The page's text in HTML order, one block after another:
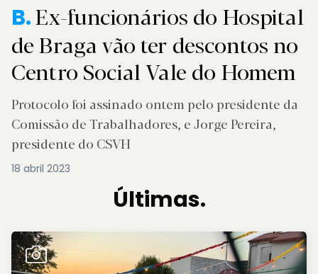
B.Ex-funcionários do Hospital
de Braga vão ter descontos no
Centro Social Vale do Homem
Protocolo foi assinado ontem pelo presidente da
Comissão de Trabalhadores, e Jorge Pereira,
presidente do CSVH
18 abril 2023
Últimas.